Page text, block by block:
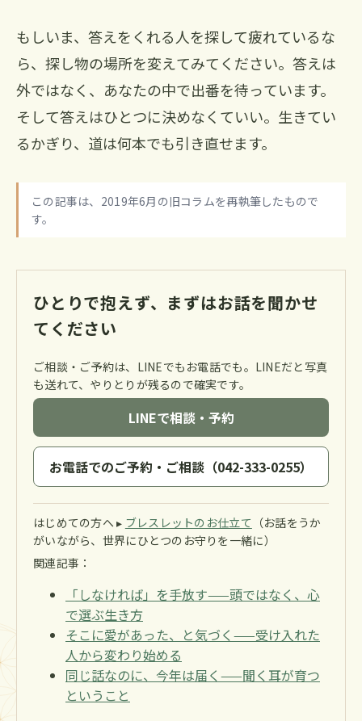
もしいま、答えをくれる人を探して疲れているな
ら、探し物の場所を変えてみてください。答えは
外ではなく、あなたの中で出番を待っています。
そして答えはひとつに決めなくていい。生きてい
るかぎり、道は何本でも引き直せます。
この記事は、2019年6月の旧コラムを再執筆したもので
す。
ひとりで抱えず、まずはお話を聞かせ
てください
ご相談・ご予約は、LINEでもお電話でも。LINEだと写真
も送れて、やりとりが残るので確実です。
LINEで相談・予約
お電話でのご予約・ご相談（042-333-0255）
はじめての方へ ▸ ブレスレットのお仕立て （お話をうか
がいながら、世界にひとつのお守りを一緒に）
関連記事：
「しなければ」を手放す——頭ではなく、心
で選ぶ生き方
そこに愛があった、と気づく——受け入れた
人から変わり始める
同じ話なのに、今年は届く——聞く耳が育つ
ということ